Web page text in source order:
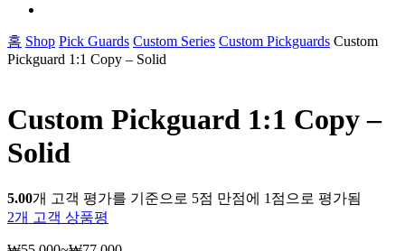
홈 Shop Pick Guards Custom Series Custom Pickguards Custom
Pickguard 1:1 Copy – Solid
Custom Pickguard 1:1 Copy –
Solid
5.00개 고객 평가를 기준으로 5점 만점에 1 점으로 평가됨
2개 고객 상품평